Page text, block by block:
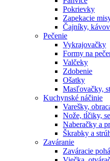
Pokrievky
Zapekacie
Čajníky,
Pečenie
Vykrajovačky
Formy na
Valčeky
Zdobenie
Ošatky
Masľovačky,
Kuchynské náčinie
Varešky,
Nože, tĺčiky,
Naberačky a
Škrabky a
Zaváranie
Zaváracie